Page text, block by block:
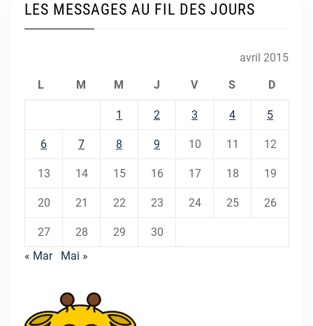
LES MESSAGES AU FIL DES JOURS
avril 2015
L M M J V S D
1 2 3 4 5
6 7 8 9 10 11 12
13 14 15 16 17 18 19
20 21 22 23 24 25 26
27 28 29
30
« Mar
Mai »